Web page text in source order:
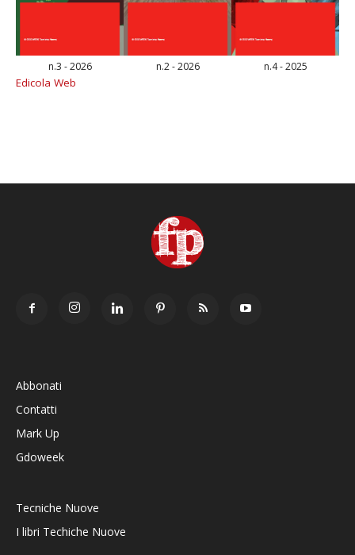
n.3 - 2026 n.2 - 2026 n.4 - 2025
Edicola Web
Abbonati
Contatti
Mark Up
Gdoweek
Tecniche Nuove
I libri Techiche Nuove